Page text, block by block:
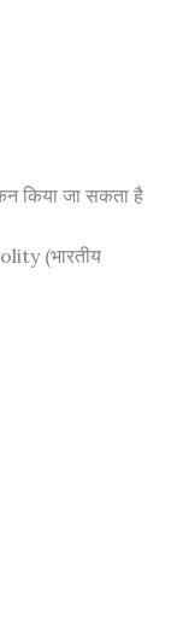
किया जा सकता है
(भारतीय